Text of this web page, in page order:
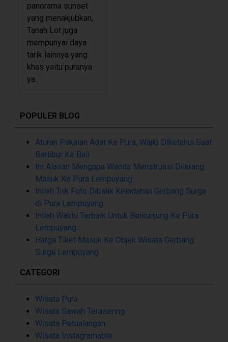
panorama sunset
yang menakjubkan,
Tanah Lot juga
mempunyai daya
tarik lainnya yang
khas yaitu puranya
ya..
POPULER BLOG
Aturan Pakaian Adat Ke Pura, Wajib Diketahui Saat
Berlibur Ke Bali
Ini Alasan Mengapa Wanita Menstruasi Dilarang
Masuk Ke Pura Lempuyang
Inilah Trik Foto Dibalik Keindahan Gerbang Surga
di Pura Lempuyang
Inilah Waktu Terbaik Untuk Berkunjung Ke Pura
Lempuyang
Harga Tiket Masuk Ke Objek Wisata Gerbang
Surga Lempuyang
CATEGORI
Wisata Pura
Wisata Sawah Terasering
Wisata Petualangan
Wisata Instagramable